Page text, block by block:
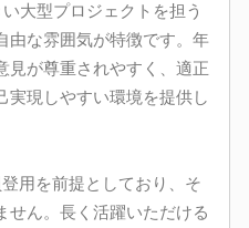
大型プロジェクトを担う
由な雰囲気が特徴です。年
見が尊重されやすく、適正
実現しやすい環境を提供し
用を前提としており、そ
せん。長く活躍いただける